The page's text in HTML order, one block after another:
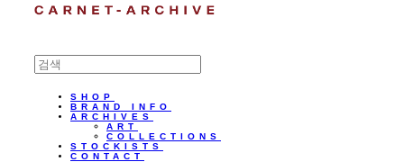
SHOP
BRAND INFO
ARCHIVES
ART
COLLECTIONS
STOCKISTS
CONTACT